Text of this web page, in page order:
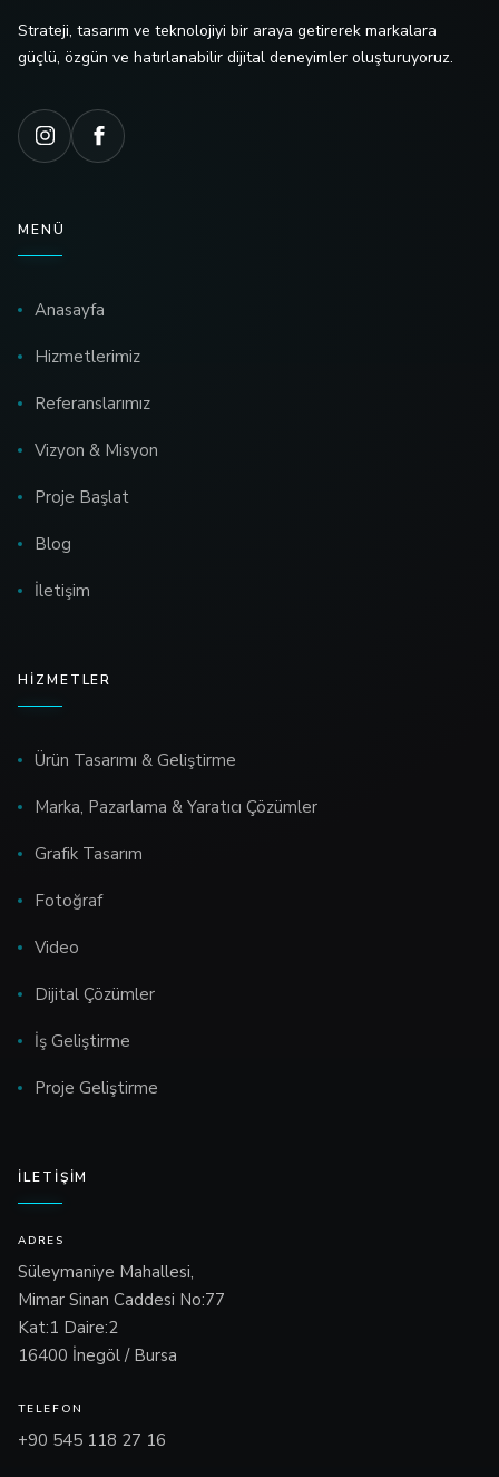
Strateji, tasarım ve teknolojiyi bir araya getirerek markalara
güçlü, özgün ve hatırlanabilir dijital deneyimler oluşturuyoruz.
MENÜ
Anasayfa
Hizmetlerimiz
Referanslarımız
Vizyon & Misyon
Proje Başlat
Blog
İletişim
HIZMETLER
Ürün Tasarımı & Geliştirme
Marka, Pazarlama & Yaratıcı Çözümler
Grafik Tasarım
Fotoğraf
Video
Dijital Çözümler
İş Geliştirme
Proje Geliştirme
İLETIŞIM
ADRES
Süleymaniye Mahallesi,
Mimar Sinan Caddesi No:77
Kat:1 Daire:2
16400 İnegöl / Bursa
TELEFON
+90 545 118 27 16